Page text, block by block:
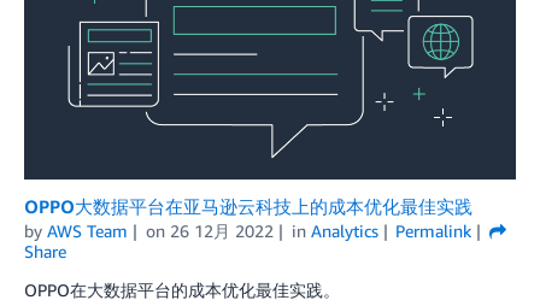
OPPO大数据平台在亚马逊云科技上的成本优化最佳实践
by AWS Team on 26 12月 2022 in Analytics
Permalink
Share
OPPO在大数据平台的成本优化最佳实践。